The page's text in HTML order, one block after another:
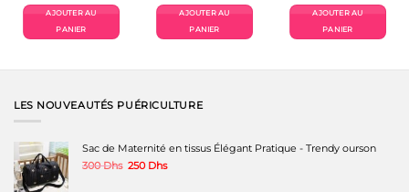
AJOUTER AU
PANIER
initial
était :
220 Dhs.
actuel
AJOUTER AU
PANIER
initial
était :
220 Dhs.
actuel
AJOUTER AU
PANIER
LES NOUVEAUTÉS PUÉRICULTURE
Sac de Maternité en tissus Élégant Pratique - Trendy ourson
300Dhs Le
250 DhsLe